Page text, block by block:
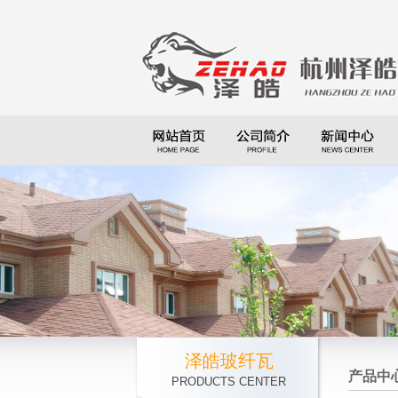
泽皓玻纤瓦
PRODUCTS CENTER 产品中